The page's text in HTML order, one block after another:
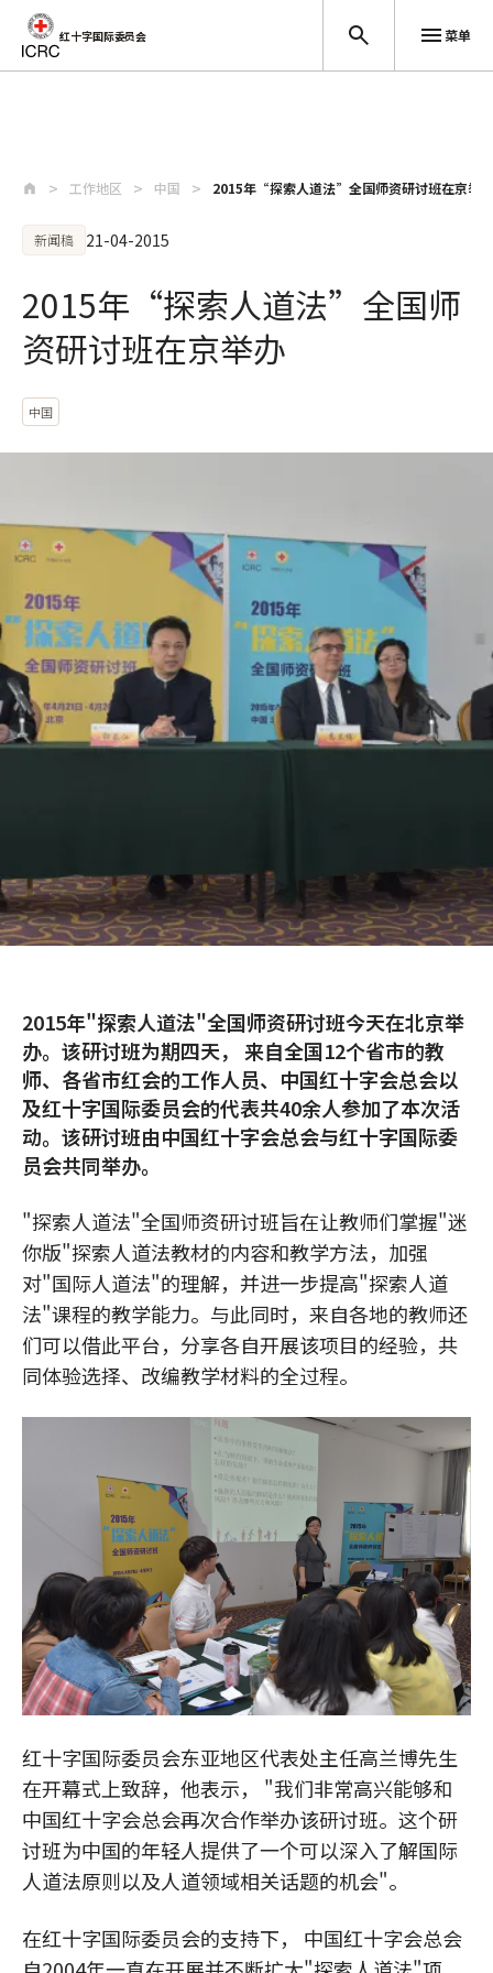
红十字国际委员会 菜单
工作地区 中国 2015年“探索人道法”全国师资研讨班在京举办
新闻稿 21-04-2015
2015年“探索人道法”全国师
资研讨班在京举办
中国
2015年"探索人道法"全国师资研讨班今天在北京举
办。该研讨班为期四天， 来自全国12个省市的教
师、各省市红会的工作人员、中国红十字会总会以
及红十字国际委员会的代表共40余人参加了本次活
动。该研讨班由中国红十字会总会与红十字国际委
员会共同举办。
"探索人道法"全国师资研讨班旨在让教师们掌握"迷
你版"探索人道法教材的内容和教学方法，加强
对"国际人道法"的理解，并进一步提高"探索人道
法"课程的教学能力。与此同时，来自各地的教师还
们可以借此平台，分享各自开展该项目的经验，共
同体验选择、改编教学材料的全过程。
红十字国际委员会东亚地区代表处主任高兰博先生
在开幕式上致辞，他表示， "我们非常高兴能够和
中国红十字会总会再次合作举办该研讨班。这个研
讨班为中国的年轻人提供了一个可以深入了解国际
人道法原则以及人道领域相关话题的机会"。
在红十字国际委员会的支持下， 中国红十字会总会